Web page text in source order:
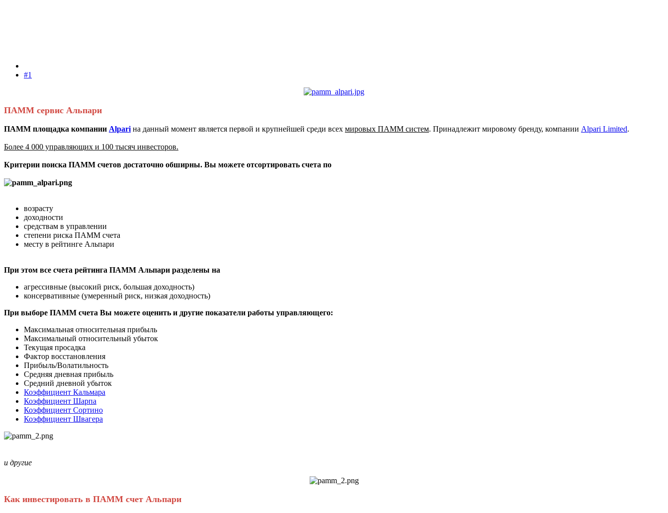
#1
ПАММ сервис Альпари
ПАММ площадка компании Alpari на данный момент является первой и крупнейшей среди всех мировых ПАММ систем. Принадлежит мировому бренду, компании Alpari Limited.
Более 4 000 управляющих и 100 тысяч инвесторов.
Критерии поиска ПАММ счетов достаточно обширны. Вы можете отсортировать счета по
возрасту
доходности
средствам в управлении
степени риска ПАММ счета
месту в рейтинге Альпари
При этом все счета рейтинга ПАММ Альпари разделены на
агрессивные (высокий риск, большая доходность)
консервативные (умеренный риск, низкая доходность)
При выборе ПАММ счета Вы можете оценить и другие показатели работы управляющего:
Максимальная относительная прибыль
Максимальный относительный убыток
Текущая просадка
Фактор восстановления
Прибыль/Волатильность
Средняя дневная прибыль
Средний дневной убыток
Коэффициент Кальмара
Коэффициент Шарпа
Коэффициент Сортино
Коэффициент Швагера
и другие
Как инвестировать в ПАММ счет Альпари